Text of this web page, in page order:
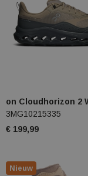
on Cloudhorizon 2
3MG10215335
€ 199,99
Nieuw